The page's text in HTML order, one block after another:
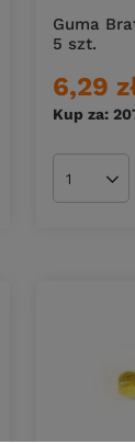
Guma
5 szt.
6,29
Kup za:
Ilość